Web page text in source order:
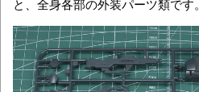
と、全身各部の外装パーツ類です。